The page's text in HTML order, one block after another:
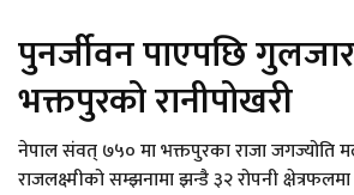
पुनर्जीवन पाएपछि
भक्तपुरको रानीपोखरी
नेपाल संवत् ७५० मा भक्तपुरका राजा जगज्योति
राजलक्ष्मीको सम्झनामा झन्डै ३२ रोपनी क्षेत्रफलमा